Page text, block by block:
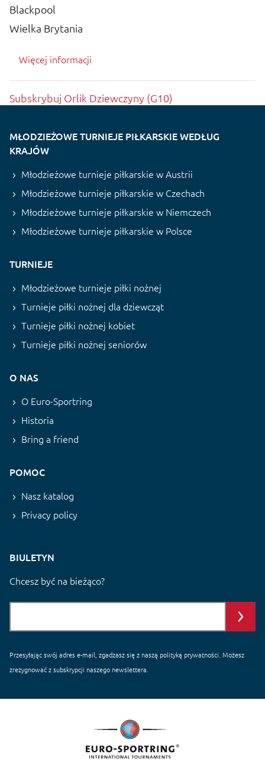
Blackpool
Wielka Brytania
Więcej informacji
Subskrybuj Orlik Dziewczyny (G10)
MŁODZIEŻOWE TURNIEJE PIŁKARSKIE WEDŁUG
KRAJÓW
Młodzieżowe turnieje piłkarskie w Austrii
Młodzieżowe turnieje piłkarskie w Czechach
Młodzieżowe turnieje piłkarskie w Niemczech
Młodzieżowe turnieje piłkarskie w Polsce
TURNIEJE
Młodzieżowe turnieje piłki nożnej
Turnieje piłki nożnej dla dziewcząt
Turnieje piłki nożnej kobiet
Turnieje piłki nożnej seniorów
O NAS
O Euro-Sportring
Historia
Bring a friend
POMOC
Nasz katalog
Privacy policy
BIULETYN
Chcesz być na bieżąco?
Przesyłając swój adres e-mail, zgadzasz się z naszą polityką prywatności . Możesz
zrezygnować z subskrypcji naszego newslettera.